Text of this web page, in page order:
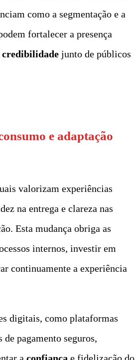
como a segmentação e a
fortalecer a presença
credibilidade junto de públicos
e adaptação
valorizam experiências
na entrega e clareza nas
Esta mudança obriga as
internos, investir em
continuamente a experiência
digitais, como plataformas
pagamento seguros,